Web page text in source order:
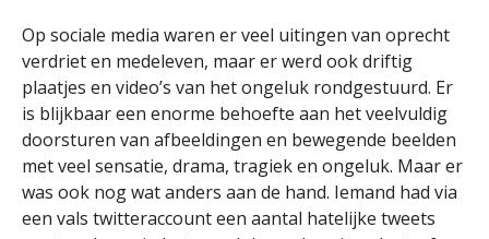
Op sociale media waren er veel uitingen van oprecht
verdriet en medeleven, maar er werd ook driftig
plaatjes en video’s van het ongeluk rondgestuurd. Er
is blijkbaar een enorme behoefte aan het veelvuldig
doorsturen van afbeeldingen en bewegende beelden
met veel sensatie, drama, tragiek en ongeluk. Maar er
was ook nog wat anders aan de hand. Iemand had via
een vals twitteraccount een aantal hatelijke tweets